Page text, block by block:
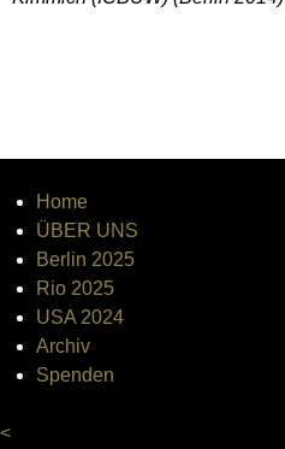
Home
ÜBER UNS
Berlin 2025
Rio 2025
USA 2024
Archiv
Spenden
<